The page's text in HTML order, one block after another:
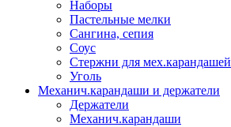
Наборы
Пастельные мелки
Сангина, сепия
Соус
Стержни для мех.карандашей
Уголь
Механич.карандаши и держатели
Держатели
Механич.карандаши